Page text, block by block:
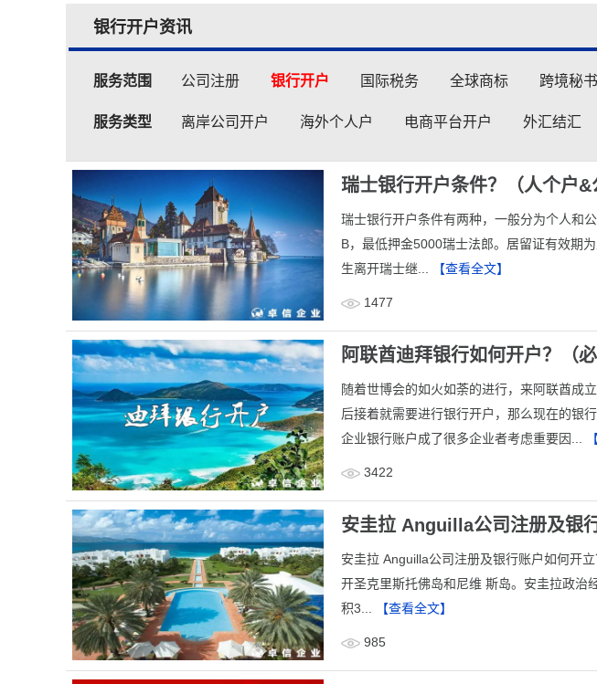
银行开户资讯
服务范围 公司注册 银行开户 国际税务 全球商标 跨境秘书
服务类型 离岸公司开户 海外个人户 电商平台开户 外汇结汇
瑞士银行开户条件？（人个户&
瑞士银行开户条件有两种，一般分为个人和
B，最低押金5000瑞士法郎。居留证有效期
生离开瑞士继...
【查看全文】
1477
阿联酋迪拜银行如何开户？（
随着世博会的如火如荼的进行，来阿联酋成
后接着就需要进行银行开户，那么现在的银
企业银行账户成了很多企业者考虑重要因...
3422
安圭拉 Anguilla公司注册及银
安圭拉 Anguilla公司注册及银行账户如何开
开圣克里斯托佛岛和尼维 斯岛。安圭拉政治
积3...
【查看全文】
985